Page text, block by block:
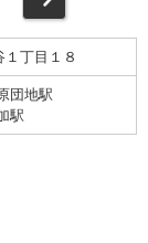
丁目１８
団地駅
駅